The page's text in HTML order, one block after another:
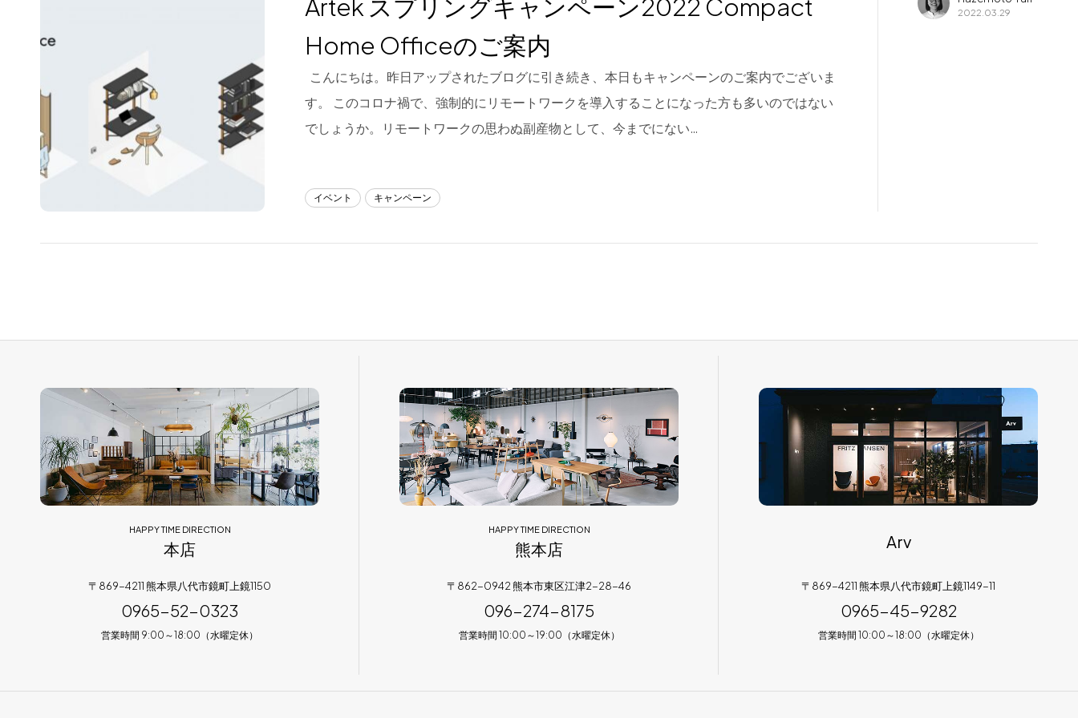
for Business
Contact
熊本店
096-274-8175
0965-45-9282
Artek スプリングキャンペーン2022 Compact
Home Officeのご案内
こんにちは。昨日アップされたブログに引き続き、本日もキャンペーンのご案内でございま
す。 このコロナ禍で、強制的にリモートワークを導入することになった方も多いのではない
でしょうか。リモートワークの思わぬ副産物として、今までにない…
イベント キャンペーン
2022.03.29
HAPPY TIME DIRECTION
本店
〒869-4211 熊本県八代市鏡町上鏡1150
0965-52-0323
営業時間 9:00～18:00（水曜定休）
HAPPY TIME DIRECTION
熊本店
〒862-0942 熊本市東区江津2-28-46
096-274-8175
営業時間 10:00～19:00（水曜定休）
Arv
〒869-4211 熊本県八代市鏡町上鏡1149-11
0965-45-9282
営業時間 10:00～18:00（水曜定休）